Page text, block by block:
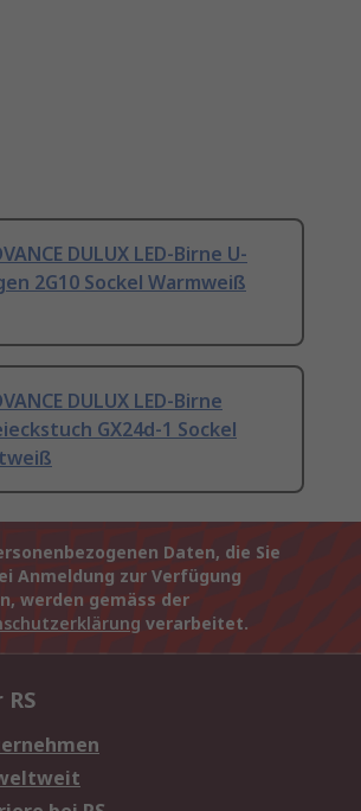
DULUX LED-Birne U-
2G10 Sockel Warmweiß
DULUX LED-Birne
GX24d-1 Sockel
Daten, die Sie
Anmeldung zur Verfügung
werden gemäss der
verarbeitet.
RS